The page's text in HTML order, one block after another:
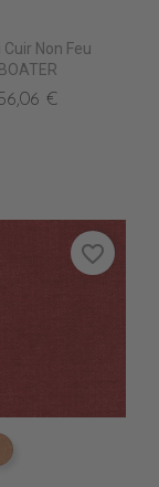
Non Feu
BOATER
56,06 €
Bistre
ES3516 Fauve
favorite_border